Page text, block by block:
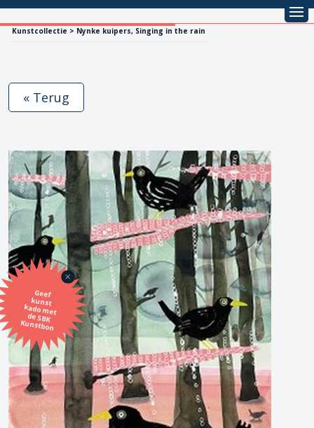
Kunstcollectie > Nynke kuipers, Singing in the rain
Geef
kunst
kado met
de SBK
Kunstbon
« Terug